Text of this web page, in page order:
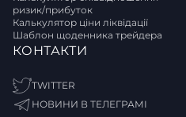
ризик/прибуток
Калькулятор ціни ліквідації
Шаблон щоденника трейдера
КОНТАКТИ
TWITTER
НОВИНИ В ТЕЛЕГРАМІ